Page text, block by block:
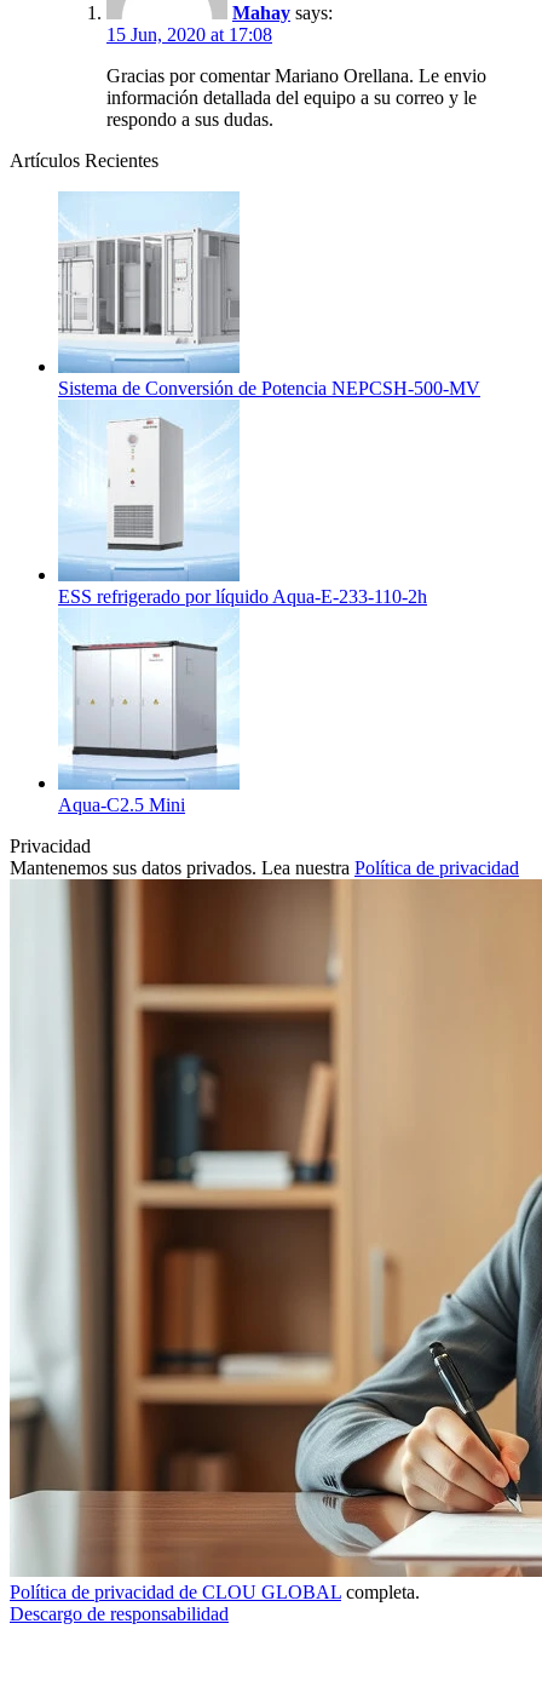
Mahay says:
15 Jun, 2020 at 17:08
Gracias por comentar Mariano Orellana. Le envio
información detallada del equipo a su correo y le
respondo a sus dudas.
Artículos Recientes
Sistema de Conversión de Potencia NEPCSH-500-MV
ESS refrigerado por líquido Aqua-E-233-110-2h
Aqua-C2.5 Mini
Privacidad
Mantenemos sus datos privados. Lea nuestra Política de privacidad
Política de privacidad de CLOU GLOBAL completa.
Descargo de responsabilidad